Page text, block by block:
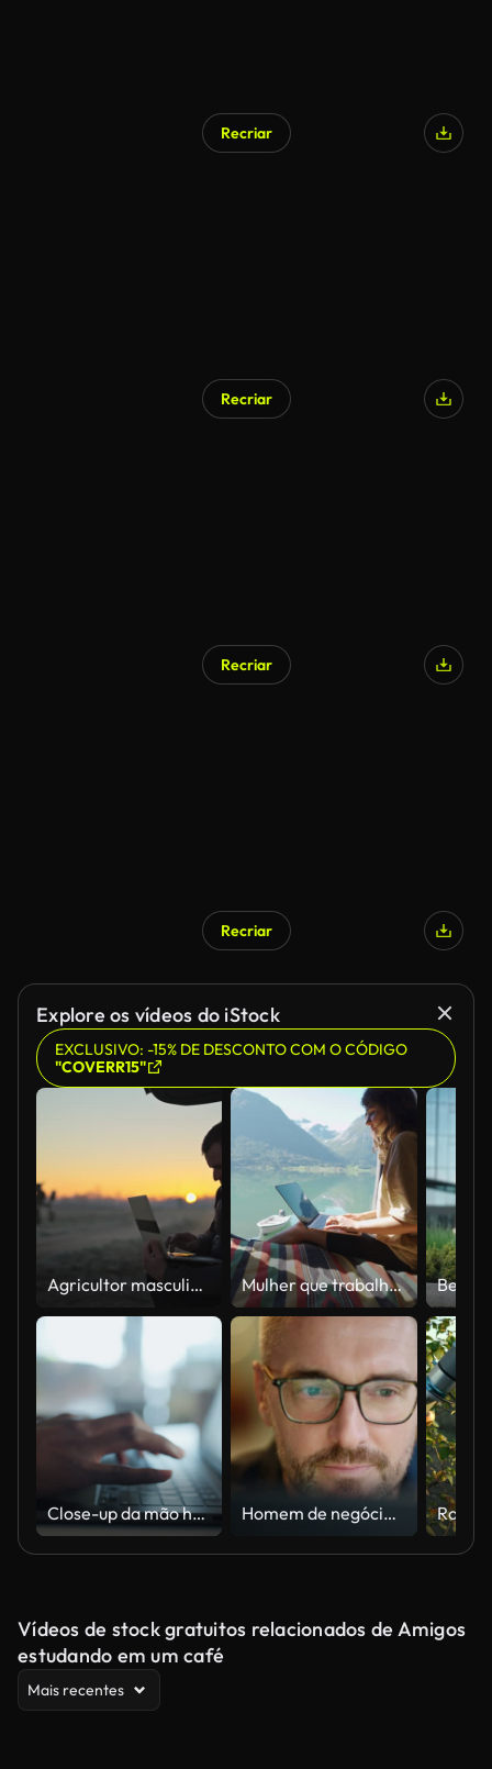
Recriar
Recriar
Recriar
Recriar
Explore os vídeos do iStock
EXCLUSIVO: -15% DE DESCONTO COM O CÓDIGO
"COVERR15"
Agricultor masculino que usa o portátil no SUV no campo rural ao nascer do sol Mulher que trabalha com o portátil na autocaravana perto do lago
Close-up da mão humana digitando no teclado do laptop no escritório. Homem de negócios, óculos e leitura em computador em programação, software ou solução de tecnologia da informação. Programador ou gerente profissional começar a trabalhar no laptop para resolução de problemas de TI ou resultados
Vídeos de stock gratuitos relacionados de Amigos
estudando em um café
Mais recentes